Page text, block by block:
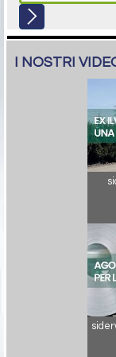
I NOSTRI